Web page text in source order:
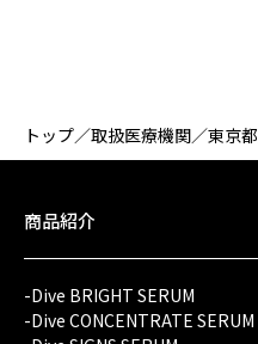
トップ／取扱医療機関／東京都
商品紹介
-Dive BRIGHT SERUM
-Dive CONCENTRATE SERUM